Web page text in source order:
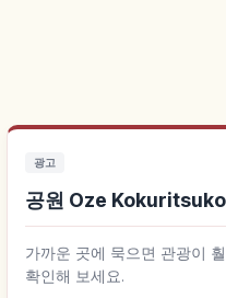
광고
공원 Oze
가까운 곳에 묵으면 관광이
확인해 보세요.